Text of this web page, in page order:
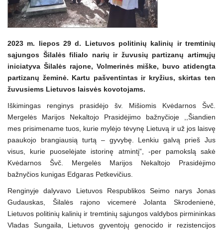
2023 m. liepos 29 d. Lietuvos politinių kalinių ir tremtinių
sąjungos Šilalės filialo narių ir žuvusių partizanų artimųjų
iniciatyva Šilalės rajone, Volmerinės miške, buvo atidengta
partizanų žeminė. Kartu pašventintas ir kryžius, skirtas ten
žuvusiems Lietuvos laisvės kovotojams.
Iškimingas renginys prasidėjo šv. Mišiomis Kvėdarnos Švč.
Mergelės Marijos Nekaltojo Prasidėjimo bažnyčioje ,,Šiandien
mes prisimename tuos, kurie mylėjo tėvynę Lietuvą ir už jos laisvę
paaukojo brangiausią turtą – gyvybę. Lenkiu galvą prieš Jus
visus, kurie puoselėjate istorinę atmintį”, -per pamokslą sakė
Kvėdarnos Švč. Mergelės Marijos Nekaltojo Prasidėjimo
bažnyčios kunigas Edgaras Petkevičius.
Renginyje dalyvavo Lietuvos Respublikos Seimo narys Jonas
Gudauskas, Šilalės rajono vicemerė Jolanta Skrodenienė,
Lietuvos politinių kalinių ir tremtinių sąjungos valdybos pirmininkas
Vladas Sungaila, Lietuvos gyventojų genocido ir rezistencijos